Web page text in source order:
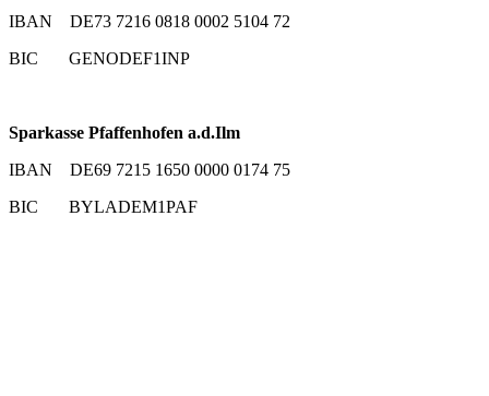
IBAN DE73 7216 0818 0002 5104 72
BIC GENODEF1INP
Sparkasse Pfaffenhofen a.d.Ilm
IBAN DE69 7215 1650 0000 0174 75
BIC BYLADEM1PAF